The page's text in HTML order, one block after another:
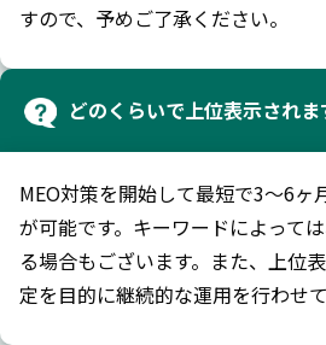
すので、予めご了承ください。
どのくらいで上位表示されま
MEO対策を開始して最短で3〜6ヶ
が可能です。キーワードによって
る場合もございます。また、上位
定を目的に継続的な運用を行わせ